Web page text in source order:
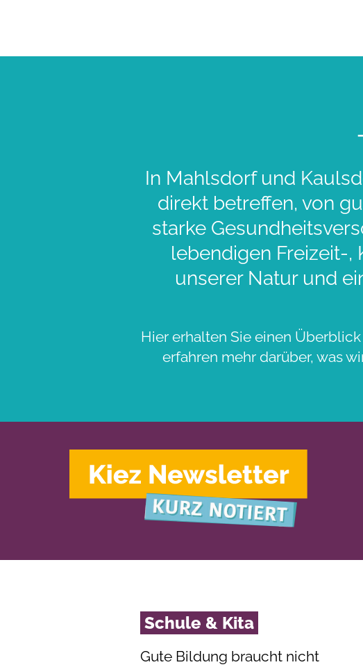
In Mahlsdorf und
direkt betreffen, von
starke
lebendigen Freizeit-,
unserer Natur und
Hier erhalten Sie einen
erfahren mehr darüber, was
Schule & Kita
Gute Bildung braucht nicht